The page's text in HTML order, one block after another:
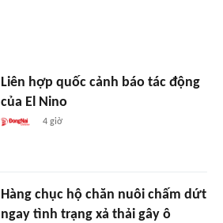
Liên hợp quốc cảnh báo tác động
của El Nino
4 giờ
Hàng chục hộ chăn nuôi chấm dứt
ngay tình trạng xả thải gây ô